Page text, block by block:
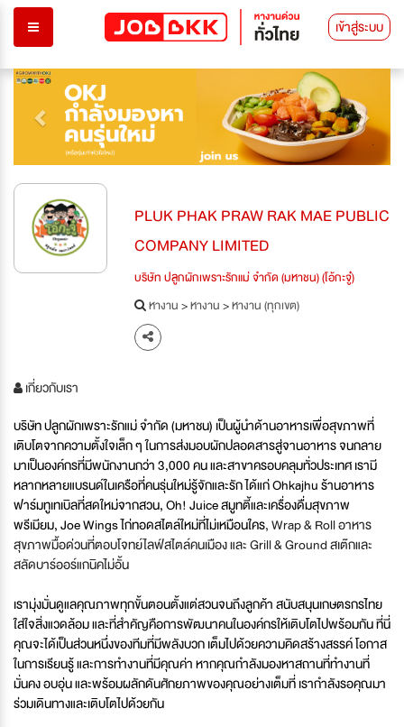
เข้าสู่ระบบ
Previous
PLUK PHAK PRAW RAK MAE PUBLIC
COMPANY LIMITED
บริษัท ปลูกผักเพราะรักแม่ จำกัด (มหาชน) (โอ้กะจู๋)
หางาน>หางาน>หางาน (ทุกเขต)
เกี่ยวกับเรา
บริษัท ปลูกผักเพราะรักแม่ จำกัด (มหาชน) เป็นผู้นำด้านอาหารเพื่อสุขภาพที่
เติบโตจากความตั้งใจเล็ก ๆ ในการส่งมอบผักปลอดสารสู่จานอาหาร จนกลาย
มาเป็นองค์กรที่มีพนักงานกว่า 3,000 คน และสาขาครอบคลุมทั่วประเทศ เรามี
หลากหลายแบรนด์ในเครือที่คนรุ่นใหม่รู้จักและรัก ได้แก่ Ohkajhu ร้านอาหาร
ฟาร์มทูเทเบิลที่สดใหม่จากสวน, Oh! Juice สมูทตี้และเครื่องดื่มสุขภาพ
พรีเมียม, Joe Wings ไก่ทอดสไตล์ใหม่ที่ไม่เหมือนใคร, Wrap & Roll อาหาร
สุขภาพมื้อด่วนที่ตอบโจทย์ไลฟ์สไตล์คนเมือง และ Grill & Ground สเต๊กและ
สลัดบาร์ออร์แกนิคไม่อั้น
เรามุ่งมั่นดูแลคุณภาพทุกขั้นตอนตั้งแต่สวนจนถึงลูกค้า สนับสนุนเกษตรกรไทย
ใส่ใจสิ่งแวดล้อม และที่สำคัญคือการพัฒนาคนในองค์กรให้เติบโตไปพร้อมกัน ที่นี่
คุณจะได้เป็นส่วนหนึ่งของทีมที่มีพลังบวก เต็มไปด้วยความคิดสร้างสรรค์ โอกาส
ในการเรียนรู้ และการทำงานที่มีคุณค่า หากคุณกำลังมองหาสถานที่ทำงานที่
มั่นคง อบอุ่น และพร้อมผลักดันศักยภาพของคุณอย่างเต็มที่ เรากำลังรอคุณมา
ร่วมเดินทางและเติบโตไปด้วยกัน